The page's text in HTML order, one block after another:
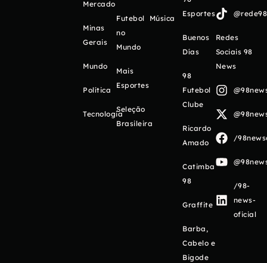
Mercado
Minas
Gerais
Mundo
Política
Tecnologia
Futebol
no
Mundo
Mais
Esportes
Seleção
Brasileira
Música
Esportes
Buenos
Días
98
Futebol
Clube
Ricardo
Amado
Catimba
98
Graffite
Barba,
Cabelo e
Bigode
Redes
Sociais 98
News
/
/98-
news-
oficial